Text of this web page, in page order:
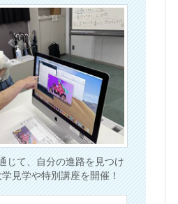
じて、自分の進路を見つけ
見学や特別講座を開催！